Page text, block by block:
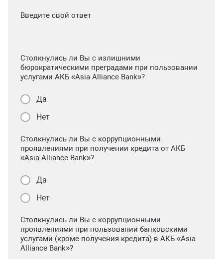
Введите свой ответ
Столкнулись ли Вы с излишними
бюрократическими преградами при пользовании
услугами АКБ «Asia Alliance Bank»?
Да
Нет
Столкнулись ли Вы с коррупционными
проявлениями при получении кредита от АКБ
«Asia Alliance Bank»?
Да
Нет
Столкнулись ли Вы с коррупционными
проявлениями при пользовании банковскими
услугами (кроме получения кредита) в АКБ «Asia
Alliance Bank»?